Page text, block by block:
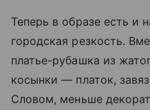
Теперь в образе есть и
городская резкость.
платье-рубашка из
косынки — платок,
Словом, меньше